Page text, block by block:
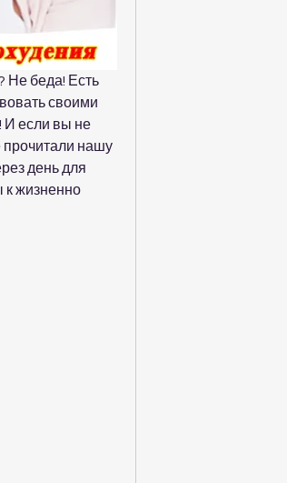
Не беда! Есть
своими
И если вы не
прочитали нашу
день для
к жизненно